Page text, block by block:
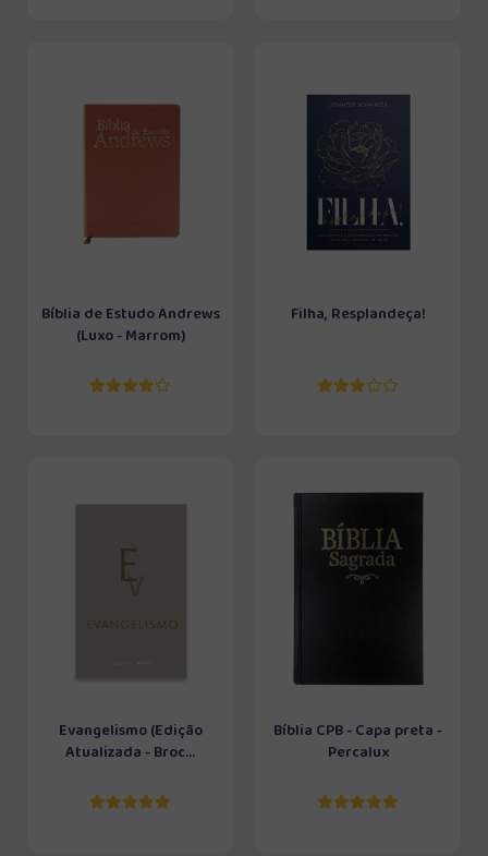
Bíblia de Estudo Andrews
(Luxo - Marrom)
Filha, Resplandeça!
Evangelismo (Edição
Atualizada - Broc...
Bíblia CPB - Capa preta -
Percalux